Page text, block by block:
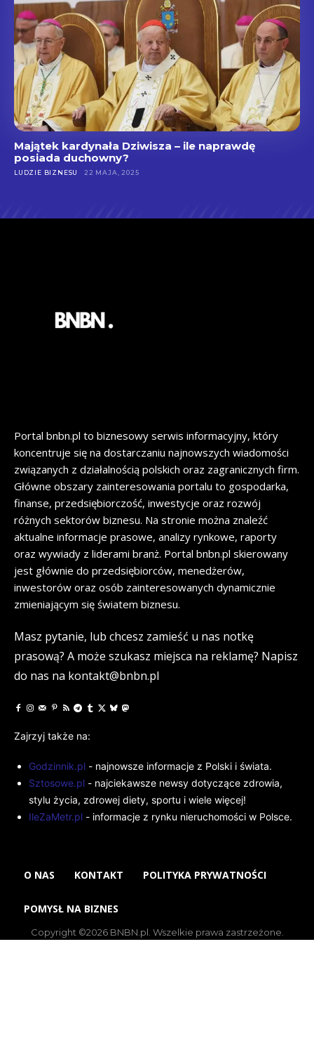
Majątek kardynała Dziwisza – ile naprawdę
posiada duchowny?
LUDZIE BIZNESU 22 MAJA, 2025
Portal bnbn.pl to biznesowy serwis informacyjny, który
koncentruje się na dostarczaniu najnowszych wiadomości
związanych z działalnością polskich oraz zagranicznych firm.
Główne obszary zainteresowania portalu to gospodarka,
finanse, przedsiębiorczość, inwestycje oraz rozwój
różnych sektorów biznesu. Na stronie można znaleźć
aktualne informacje prasowe, analizy rynkowe, raporty
oraz wywiady z liderami branż. Portal bnbn.pl skierowany
jest głównie do przedsiębiorców, menedżerów,
inwestorów oraz osób zainteresowanych dynamicznie
zmieniającym się światem biznesu.
Masz pytanie, lub chcesz zamieść u nas notkę
prasową? A może szukasz miejsca na reklamę? Napisz
do nas na kontakt@bnbn.pl
Zajrzyj także na:
Godzinnik.pl - najnowsze informacje z Polski i świata.
Sztosowe.pl - najciekawsze newsy dotyczące zdrowia,
stylu życia, zdrowej diety, sportu i wiele więcej!
IleZaMetr.pl - informacje z rynku nieruchomości w Polsce.
O NAS KONTAKT POLITYKA PRYWATNOŚCI
POMYSŁ NA BIZNES
Copyright ©2026 BNBN.pl. Wszelkie prawa zastrzeżone.